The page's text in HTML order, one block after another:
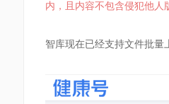
内，且内容不包含侵犯他人
智库现在已经支持文件批